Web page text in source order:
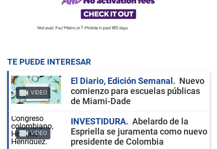
TE PUEDE INTERESAR
VIDEO
El Diario, Edición Semanal
Nuevo
comienzo para escuelas públicas
de Miami-Dade
VIDEO
INVESTIDURA
Abelardo de la
Espriella se juramenta como nuevo
presidente de Colombia